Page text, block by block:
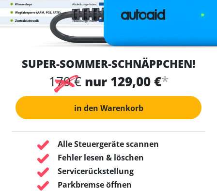
SUPER-SOMMER-SCHNÄPPCHEN!
179 € nur 129,00 €*
in den Warenkorb
Alle Steuergeräte scannen
Fehler lesen & löschen
Servicerückstellung
Parkbremse öffnen